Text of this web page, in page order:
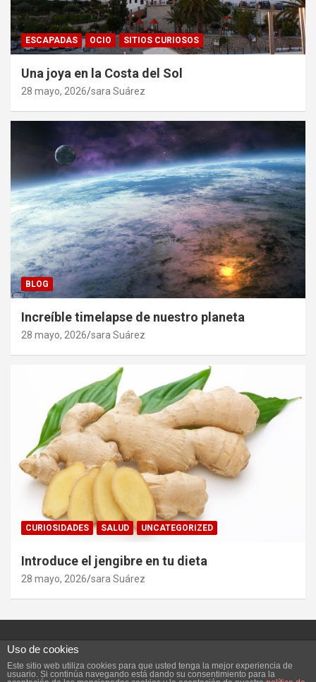
ESCAPADAS OCIO SITIOS CURIOSOS
Una joya en la Costa del Sol
28 mayo, 2026 sara Suárez
BLOG
Increíble timelapse de nuestro planeta
28 mayo, 2026 sara Suárez
CURIOSIDADES SALUD UNCATEGORIZED
Introduce el jengibre en tu dieta
28 mayo, 2026 sara Suárez
Copyright ©2026Vivefeliz :) Tema por:Theme Horse
Uso de cookies
Este sitio web utiliza cookies para que usted tenga la mejor experiencia de
usuario. Si continúa navegando está dando su consentimiento para la